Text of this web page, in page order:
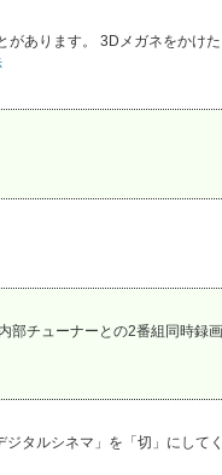
あります。 3Dメガネをかけ
部チューナーとの2番組同時録
タルシネマ」を「切」にして